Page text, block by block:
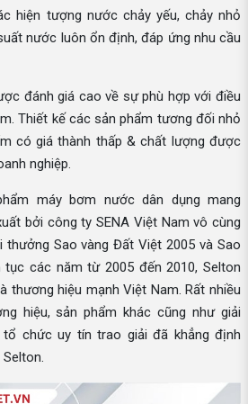
hiện tượng nước chảy yếu, chảy nhỏ
nước luôn ổn định, đáp ứng nhu cầu
đánh giá cao về sự phù hợp với điều
Thiết kế các sản phẩm tương đối nhỏ
có giá thành thấp & chất lượng được
nghiệp.
máy bơm nước dân dụng mang
bởi công ty SENA Việt Nam vô cùng
thưởng Sao vàng Đất Việt 2005 và Sao
các năm từ 2005 đến 2010, Selton
thương hiệu mạnh Việt Nam. Rất nhiều
hiệu, sản phẩm khác cũng như giải
chức uy tín trao giải đã khẳng định